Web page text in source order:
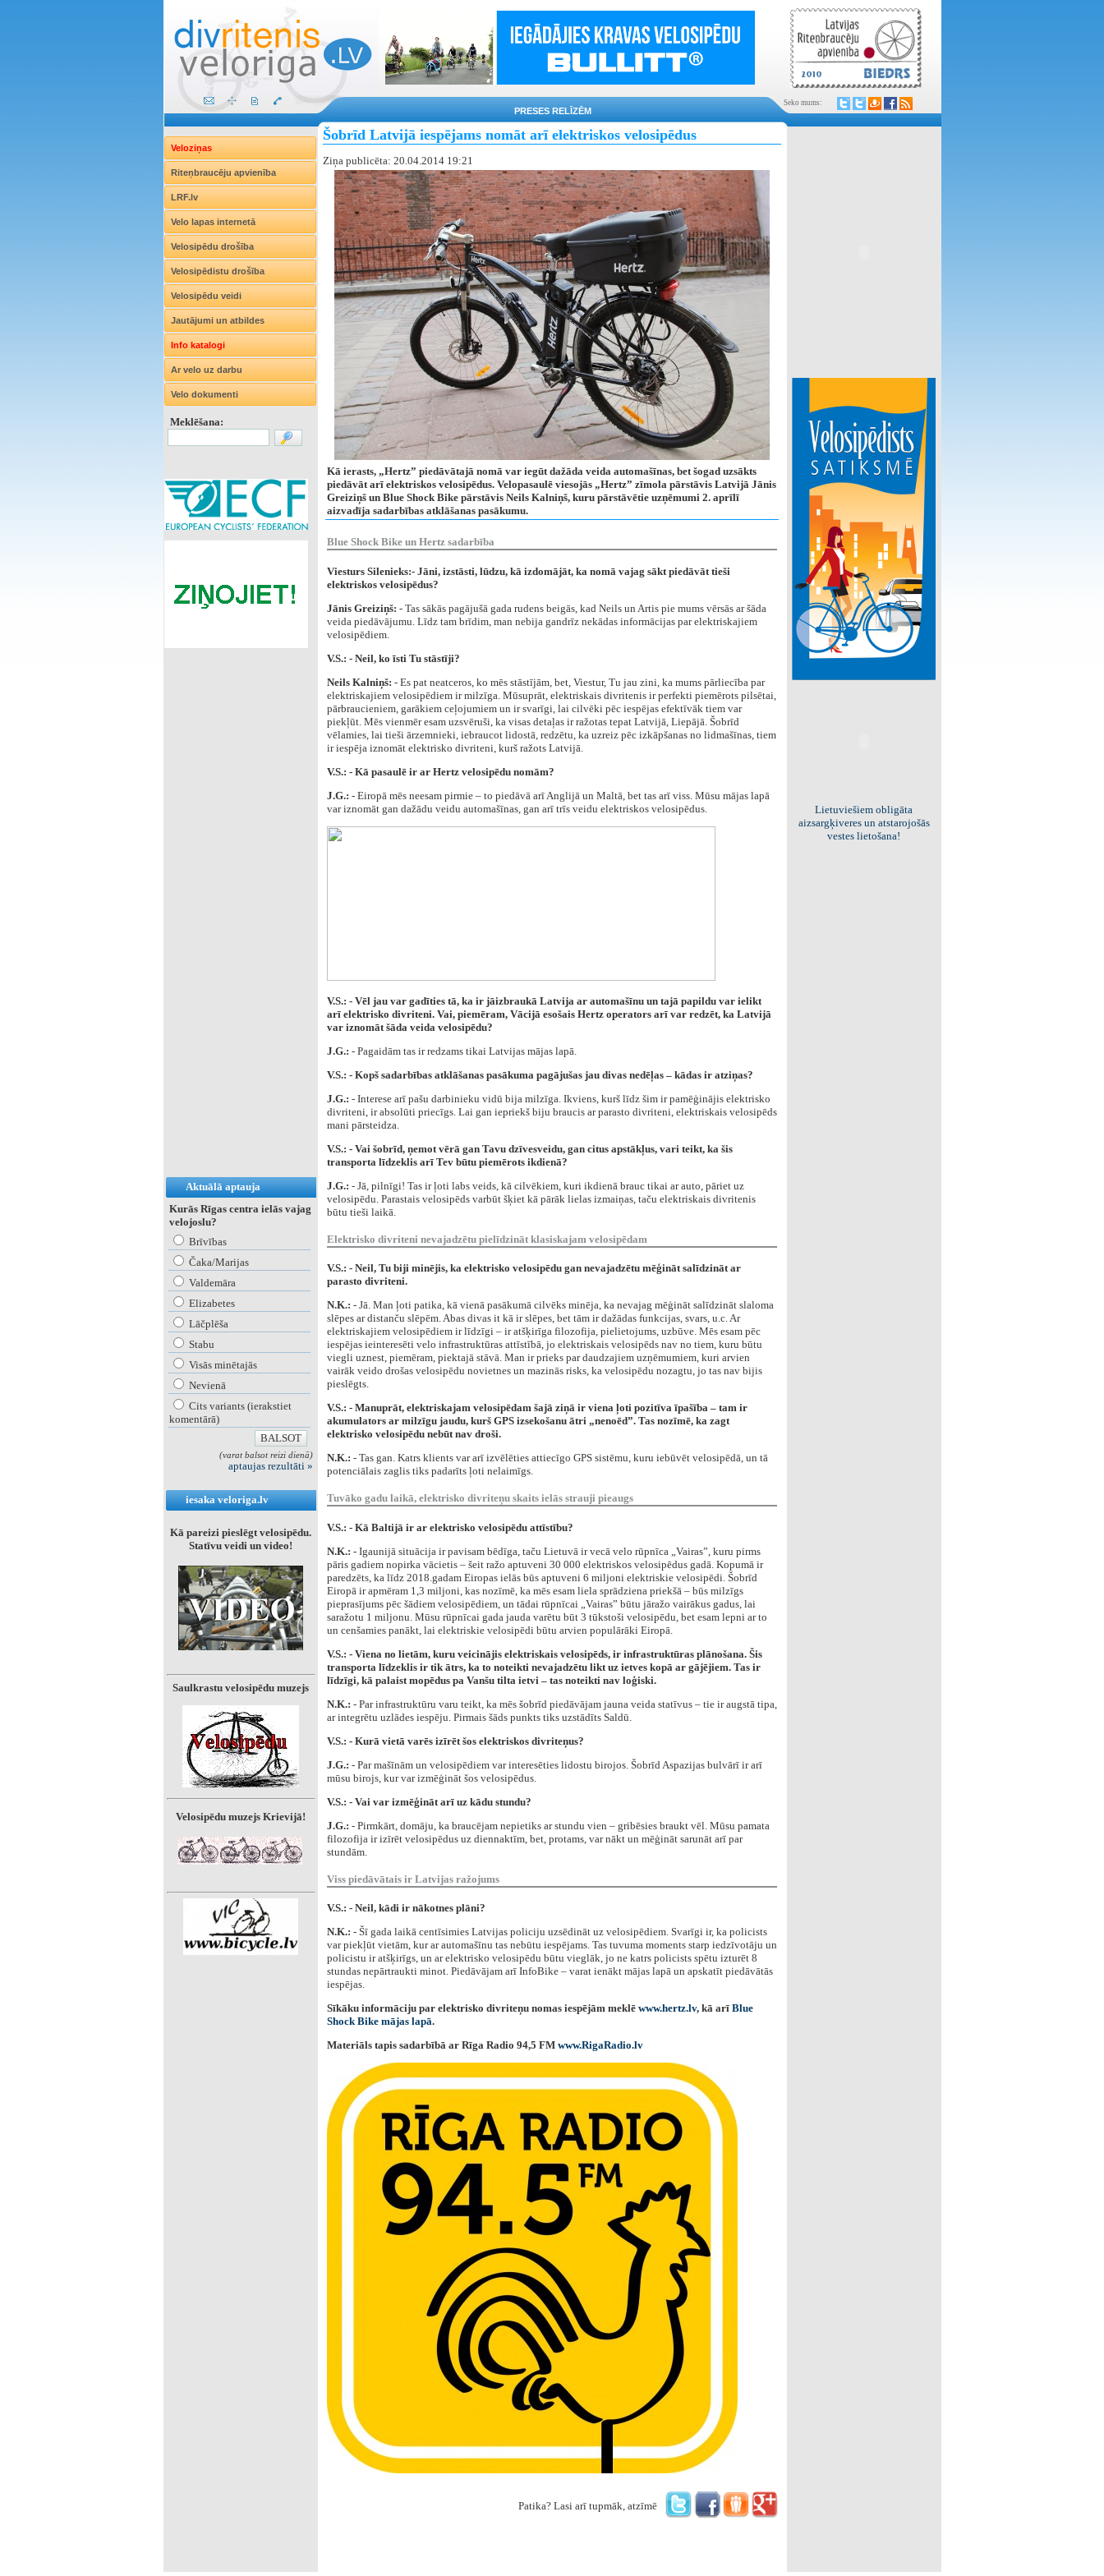
PRESES RELĪZĒM
Seko mums:
Veloziņas
Riteņbraucēju apvienība
LRF.lv
Velo lapas internetā
Velosipēdu drošība
Velosipēdistu drošība
Velosipēdu veidi
Jautājumi un atbildes
Info katalogi
Ar velo uz darbu
Velo dokumenti
Meklēšana:
Aktuālā aptauja
Kurās Rīgas centra ielās vajag
velojoslu?
Brīvības
Čaka/Marijas
Valdemāra
Elizabetes
Lāčplēša
Stabu
Visās minētajās
Nevienā
Cits variants (ierakstiet
komentārā)
(varat balsot reizi dienā)
aptaujas rezultāti »
iesaka veloriga.lv
Kā pareizi pieslēgt velosipēdu.
Statīvu veidi un video!
Saulkrastu velosipēdu muzejs
Velosipēdu muzejs Krievijā!
Šobrīd Latvijā iespējams nomāt arī elektriskos velosipēdus
Ziņa publicēta: 20.04.2014 19:21
Kā ierasts, „Hertz” piedāvātajā nomā var iegūt dažāda veida automašīnas, bet šogad uzsākts
piedāvāt arī elektriskos velosipēdus. Velopasaulē viesojās „Hertz” zīmola pārstāvis Latvijā Jānis
Greiziņš un Blue Shock Bike pārstāvis Neils Kalniņš, kuru pārstāvētie uzņēmumi 2. aprīlī
aizvadīja sadarbības atklāšanas pasākumu.
Blue Shock Bike un Hertz sadarbība
Viesturs Silenieks:- Jāni, izstāsti, lūdzu, kā izdomājāt, ka nomā vajag sākt piedāvāt tieši
elektriskos velosipēdus?
Jānis Greiziņš: - Tas sākās pagājušā gada rudens beigās, kad Neils un Artis pie mums vērsās ar šāda
veida piedāvājumu. Līdz tam brīdim, man nebija gandrīz nekādas informācijas par elektriskajiem
velosipēdiem.
V.S.: - Neil, ko īsti Tu stāstīji?
Neils Kalniņš: - Es pat neatceros, ko mēs stāstījām, bet, Viestur, Tu jau zini, ka mums pārliecība par
elektriskajiem velosipēdiem ir milzīga. Mūsuprāt, elektriskais divritenis ir perfekti piemērots pilsētai,
pārbraucieniem, garākiem ceļojumiem un ir svarīgi, lai cilvēki pēc iespējas efektīvāk tiem var
piekļūt. Mēs vienmēr esam uzsvēruši, ka visas detaļas ir ražotas tepat Latvijā, Liepājā. Šobrīd
vēlamies, lai tieši ārzemnieki, iebraucot lidostā, redzētu, ka uzreiz pēc izkāpšanas no lidmašīnas, tiem
ir iespēja iznomāt elektrisko divriteni, kurš ražots Latvijā.
V.S.: - Kā pasaulē ir ar Hertz velosipēdu nomām?
J.G.: - Eiropā mēs neesam pirmie – to piedāvā arī Anglijā un Maltā, bet tas arī viss. Mūsu mājas lapā
var iznomāt gan dažādu veidu automašīnas, gan arī trīs veidu elektriskos velosipēdus.
V.S.: - Vēl jau var gadīties tā, ka ir jāizbraukā Latvija ar automašīnu un tajā papildu var ielikt
arī elektrisko divriteni. Vai, piemēram, Vācijā esošais Hertz operators arī var redzēt, ka Latvijā
var iznomāt šāda veida velosipēdu?
J.G.: - Pagaidām tas ir redzams tikai Latvijas mājas lapā.
V.S.: - Kopš sadarbības atklāšanas pasākuma pagājušas jau divas nedēļas – kādas ir atziņas?
J.G.: - Interese arī pašu darbinieku vidū bija milzīga. Ikviens, kurš līdz šim ir pamēģinājis elektrisko
divriteni, ir absolūti priecīgs. Lai gan iepriekš biju braucis ar parasto divriteni, elektriskais velosipēds
mani pārsteidza.
V.S.: - Vai šobrīd, ņemot vērā gan Tavu dzīvesveidu, gan citus apstākļus, vari teikt, ka šis
transporta līdzeklis arī Tev būtu piemērots ikdienā?
J.G.: - Jā, pilnīgi! Tas ir ļoti labs veids, kā cilvēkiem, kuri ikdienā brauc tikai ar auto, pāriet uz
velosipēdu. Parastais velosipēds varbūt šķiet kā pārāk lielas izmaiņas, taču elektriskais divritenis
būtu tieši laikā.
Elektrisko divriteni nevajadzētu pielīdzināt klasiskajam velosipēdam
V.S.: - Neil, Tu biji minējis, ka elektrisko velosipēdu gan nevajadzētu mēģināt salīdzināt ar
parasto divriteni.
N.K.: - Jā. Man ļoti patika, kā vienā pasākumā cilvēks minēja, ka nevajag mēģināt salīdzināt slaloma
slēpes ar distanču slēpēm. Abas divas it kā ir slēpes, bet tām ir dažādas funkcijas, svars, u.c. Ar
elektriskajiem velosipēdiem ir līdzīgi – ir atšķirīga filozofija, pielietojums, uzbūve. Mēs esam pēc
iespējas ieinteresēti velo infrastruktūras attīstībā, jo elektriskais velosipēds nav no tiem, kuru būtu
viegli uznest, piemēram, piektajā stāvā. Man ir prieks par daudzajiem uzņēmumiem, kuri arvien
vairāk veido drošas velosipēdu novietnes un mazinās risks, ka velosipēdu nozagtu, jo tas nav bijis
pieslēgts.
V.S.: - Manuprāt, elektriskajam velosipēdam šajā ziņā ir viena ļoti pozitīva īpašība – tam ir
akumulators ar milzīgu jaudu, kurš GPS izsekošanu ātri „nenoēd”. Tas nozīmē, ka zagt
elektrisko velosipēdu nebūt nav droši.
N.K.: - Tas gan. Katrs klients var arī izvēlēties attiecīgo GPS sistēmu, kuru iebūvēt velosipēdā, un tā
potenciālais zaglis tiks padarīts ļoti nelaimīgs.
Tuvāko gadu laikā, elektrisko divriteņu skaits ielās strauji pieaugs
V.S.: - Kā Baltijā ir ar elektrisko velosipēdu attīstību?
N.K.: - Igaunijā situācija ir pavisam bēdīga, taču Lietuvā ir vecā velo rūpnīca „Vairas”, kuru pirms
pāris gadiem nopirka vācietis – šeit ražo aptuveni 30 000 elektriskos velosipēdus gadā. Kopumā ir
paredzēts, ka līdz 2018.gadam Eiropas ielās būs aptuveni 6 miljoni elektriskie velosipēdi. Šobrīd
Eiropā ir apmēram 1,3 miljoni, kas nozīmē, ka mēs esam liela sprādziena priekšā – būs milzīgs
pieprasījums pēc šādiem velosipēdiem, un tādai rūpnīcai „Vairas” būtu jāražo vairākus gadus, lai
saražotu 1 miljonu. Mūsu rūpnīcai gada jauda varētu būt 3 tūkstoši velosipēdu, bet esam lepni ar to
un cenšamies panākt, lai elektriskie velosipēdi būtu arvien populārāki Eiropā.
V.S.: - Viena no lietām, kuru veicinājis elektriskais velosipēds, ir infrastruktūras plānošana. Šis
transporta līdzeklis ir tik ātrs, ka to noteikti nevajadzētu likt uz ietves kopā ar gājējiem. Tas ir
līdzīgi, kā palaist mopēdus pa Vanšu tilta ietvi – tas noteikti nav loģiski.
N.K.: - Par infrastruktūru varu teikt, ka mēs šobrīd piedāvājam jauna veida statīvus – tie ir augstā tipa,
ar integrētu uzlādes iespēju. Pirmais šāds punkts tiks uzstādīts Saldū.
V.S.: - Kurā vietā varēs izīrēt šos elektriskos divriteņus?
J.G.: - Par mašīnām un velosipēdiem var interesēties lidostu birojos. Šobrīd Aspazijas bulvārī ir arī
mūsu birojs, kur var izmēģināt šos velosipēdus.
V.S.: - Vai var izmēģināt arī uz kādu stundu?
J.G.: - Pirmkārt, domāju, ka braucējam nepietiks ar stundu vien – gribēsies braukt vēl. Mūsu pamata
filozofija ir izīrēt velosipēdus uz diennaktīm, bet, protams, var nākt un mēģināt sarunāt arī par
stundām.
Viss piedāvātais ir Latvijas ražojums
V.S.: - Neil, kādi ir nākotnes plāni?
N.K.: - Šī gada laikā centīsimies Latvijas policiju uzsēdināt uz velosipēdiem. Svarīgi ir, ka policists
var piekļūt vietām, kur ar automašīnu tas nebūtu iespējams. Tas tuvuma moments starp iedzīvotāju un
policistu ir atšķirīgs, un ar elektrisko velosipēdu būtu vieglāk, jo ne katrs policists spētu izturēt 8
stundas nepārtraukti minot. Piedāvājam arī InfoBike – varat ienākt mājas lapā un apskatīt piedāvātās
iespējas.
Sīkāku informāciju par elektrisko divriteņu nomas iespējām meklē www.hertz.lv, kā arī Blue
Shock Bike mājas lapā.
Materiāls tapis sadarbībā ar Rīga Radio 94,5 FM www.RigaRadio.lv
Patika? Lasi arī tupmāk, atzīmē
Viss par "Kritisko masu"!
Kolekcionējam saites uz resursiem
internetā!